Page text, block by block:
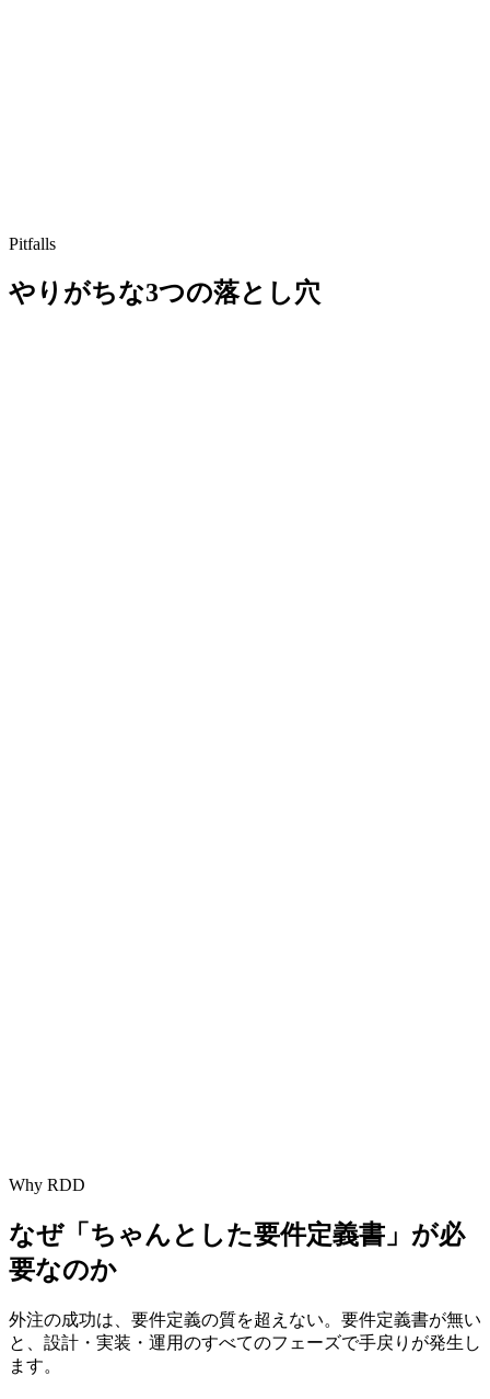
Pitfalls
やりがちな3つの落とし穴
Why RDD
なぜ「ちゃんとした要件定義書」が必
要なのか
外注の成功は、要件定義の質を超えない。要件定義書が無い
と、設計・実装・運用のすべてのフェーズで手戻りが発生し
ます。